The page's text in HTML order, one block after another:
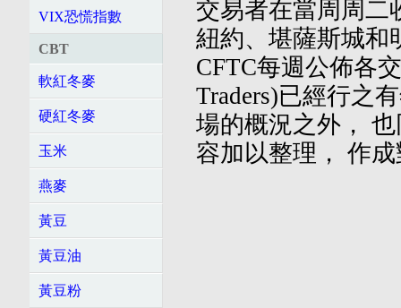
VIX恐慌指數
CBT
軟紅冬麥
硬紅冬麥
玉米
燕麥
黃豆
黃豆油
黃豆粉
交易者在當周周二
紐約、堪薩斯城和
CFTC每週公佈各
Traders)已經行之
場的概況之外，
容加以整理， 作